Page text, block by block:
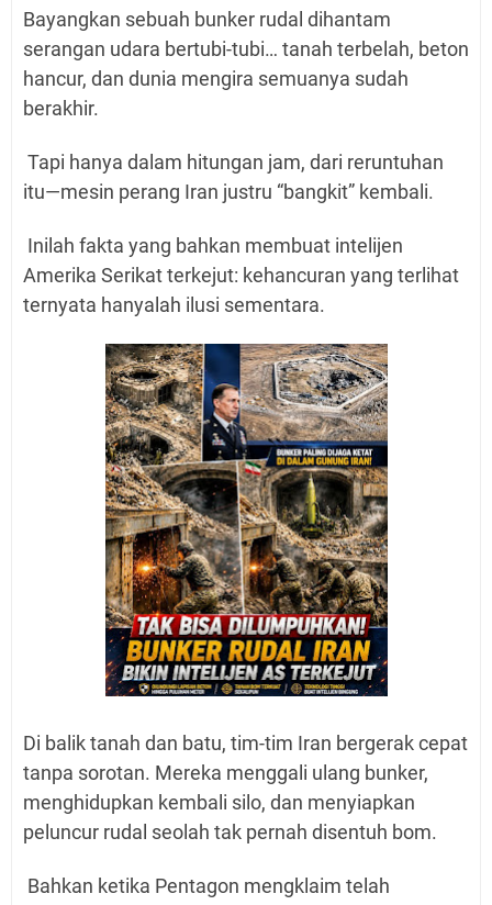
Bayangkan sebuah bunker rudal dihantam
serangan udara bertubi-tubi… tanah terbelah, beton
hancur, dan dunia mengira semuanya sudah
berakhir.
Tapi hanya dalam hitungan jam, dari reruntuhan
itu—mesin perang Iran justru “bangkit” kembali.
Inilah fakta yang bahkan membuat intelijen
Amerika Serikat terkejut: kehancuran yang terlihat
ternyata hanyalah ilusi sementara.
Di balik tanah dan batu, tim-tim Iran bergerak cepat
tanpa sorotan. Mereka menggali ulang bunker,
menghidupkan kembali silo, dan menyiapkan
peluncur rudal seolah tak pernah disentuh bom.
Bahkan ketika Pentagon mengklaim telah